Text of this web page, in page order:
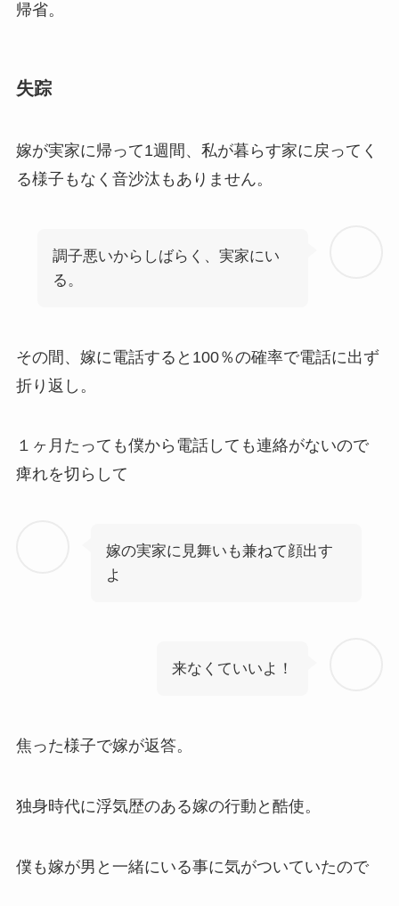
帰省。
失踪
嫁が実家に帰って1週間、私が暮らす家に戻ってく
る様子もなく音沙汰もありません。
調子悪いからしばらく、実家にい
る。
その間、嫁に電話すると100％の確率で電話に出ず
折り返し。
１ヶ月たっても僕から電話しても連絡がないので
痺れを切らして
嫁の実家に見舞いも兼ねて顔出す
よ
来なくていいよ！
焦った様子で嫁が返答。
独身時代に浮気歴のある嫁の行動と酷使。
僕も嫁が男と一緒にいる事に気がついていたので